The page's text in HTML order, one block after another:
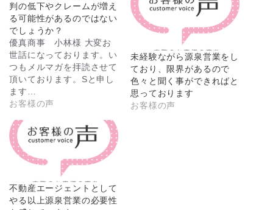
判の低下やクレームが増え
る可能性があるのではない
でしょうか？
優真商事 小林様 大変お
世話になっております。い
つもメルマガを拝読させて
頂いております。Sと申し
ます…
お客様の声
未経験ながら源泉営業をし
ており、限界があるので
色々と聞く事ができればと
思っております
お客様の声
不動産エージェントとして
やる以上源泉営業の必要性